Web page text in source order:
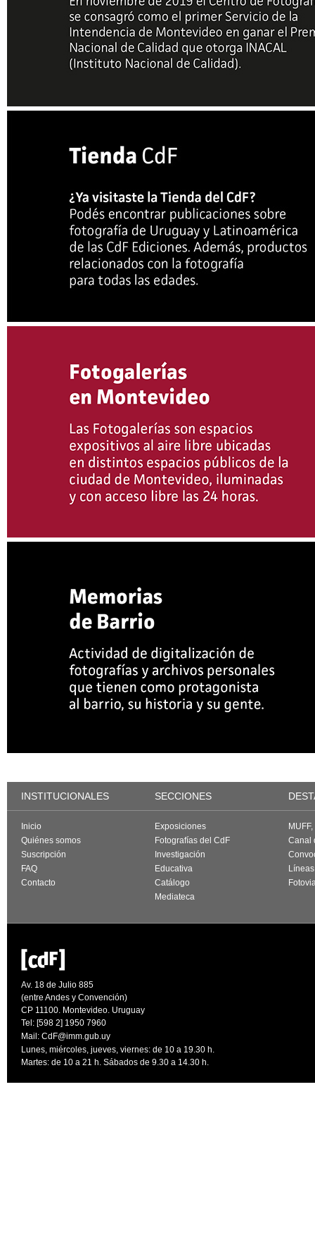
INSTITUCIONALES SECCIONES
Inicio
Quiénes somos
Suscripción
FAQ
Contacto
Exposiciones
Fotografías del CdF
Investigación
Educativa
Catálogo
Mediateca
Canal
Av. 18 de Julio 885
(entre Andes y Convención)
CP 11100. Montevideo. Uruguay
Tel: [598 2] 1950 7960
Mail: CdF@imm.gub.uy
Lunes, miércoles, jueves, viernes: de 10 a 19.30 h.
Martes: de 10 a 21 h. Sábados de 9.30 a 14.30 h.